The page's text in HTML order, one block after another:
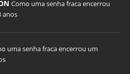
Como uma senha fraca encerrou
anos
uma senha fraca encerrou um